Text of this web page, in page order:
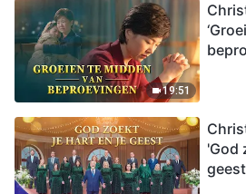
19:51
'God